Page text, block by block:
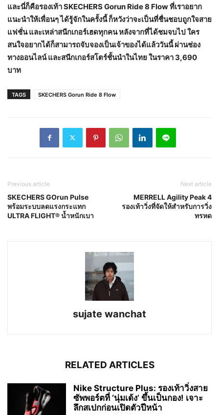
และนี่ก็คือรองเท้าSKECHERS Gorun Ride 8 Flow ที่เราอยาก
แนะนำให้เพื่อนๆ ได้รู้จักในครั้งนี้ ก็หวังว่าจะเป็นที่ชื่นชอบถูกใจสาย
แฟชั่น และเหล่าสนีกเกอร์เฮดทุกคน หลังจากที่ได้ชมจบไป ใคร
สนใจอยากได้ก็สามารถจับจองเป็นเจ้าของได้แล้ววันนี้ ผ่านช่อง
ทางออนไลน์ และสนีกเกอร์สโตร์ชั้นนำในไทย ในราคา 3,690
บาท
TAGS SKECHERS Gorun Ride 8 Flow
Previous article
SKECHERS GOrun Pulse
พร้อมระบบลดแรงกระแทก
ULTRA FLIGHT® น้ำหนักเบา
Next article
MERRELL Agility Peak 4
รองเท้าวิ่งที่จัดให้สำหรับการวิ่ง
ทรหด
sujate wanchat
RELATED ARTICLES
Nike Structure Plus: รองเท้าวิ่งสาย
ซัพพอร์ตที่ ‘นุ่มเด้ง’ ขึ้นเป็นกอง! เจาะ
ลึกสเปกก่อนเปิดตัวปีหน้า